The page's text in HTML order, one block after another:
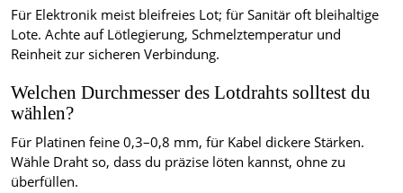
Für Elektronik meist bleifreies Lot; für Sanitär oft bleihaltige
Lote. Achte auf Lötlegierung, Schmelztemperatur und
Reinheit zur sicheren Verbindung.
Welchen Durchmesser des Lotdrahts solltest du
wählen?
Für Platinen feine 0,3–0,8 mm, für Kabel dickere Stärken.
Wähle Draht so, dass du präzise löten kannst, ohne zu
überfüllen.